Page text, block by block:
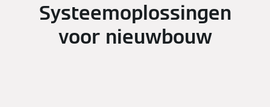
Systeemoplossingen
voor nieuwbouw